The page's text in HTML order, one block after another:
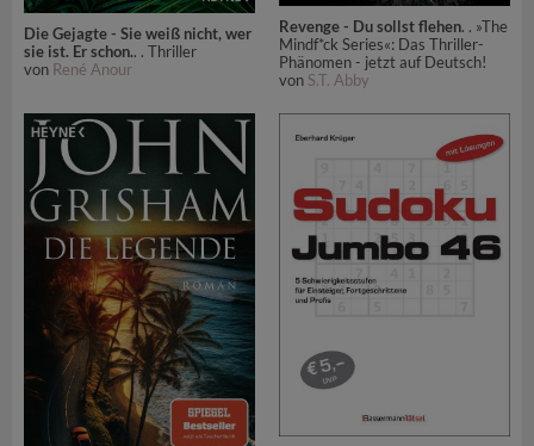
Die Gejagte - Sie weiß nicht, wer
sie ist. Er schon.. . Thriller
von René Anour
Revenge - Du sollst flehen. . »The
Mindf*ck Series«: Das Thriller-
Phänomen - jetzt auf Deutsch!
von S.T. Abby